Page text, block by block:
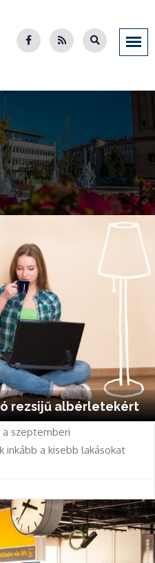
rezsijű albérletekért
szeptemberi
inkább a kisebb lakásokat